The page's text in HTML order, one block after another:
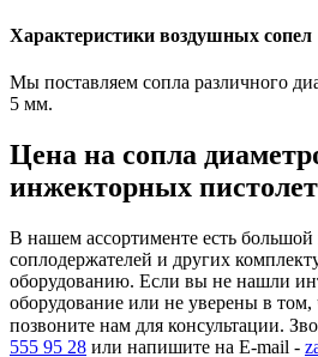
Характеристики воздушных сопел
Мы поставляем сопла различного
5 мм.
Цена на сопла
инжекторных
В нашем ассортименте есть большой
соплодержателей и других
оборудованию. Если вы не нашли
оборудование или не уверены в том,
позвоните нам для консультации.
555 95 28 или напишите на E-mail -